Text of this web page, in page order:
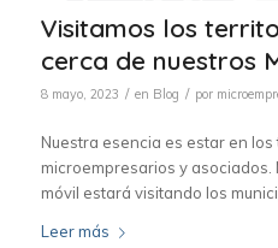
Visitamos los
cerca de nuestros
8 mayo, 2023 / en Blog / por
Nuestra esencia es estar en
microempresarios y asociados.
móvil estará visitando los
Leer más